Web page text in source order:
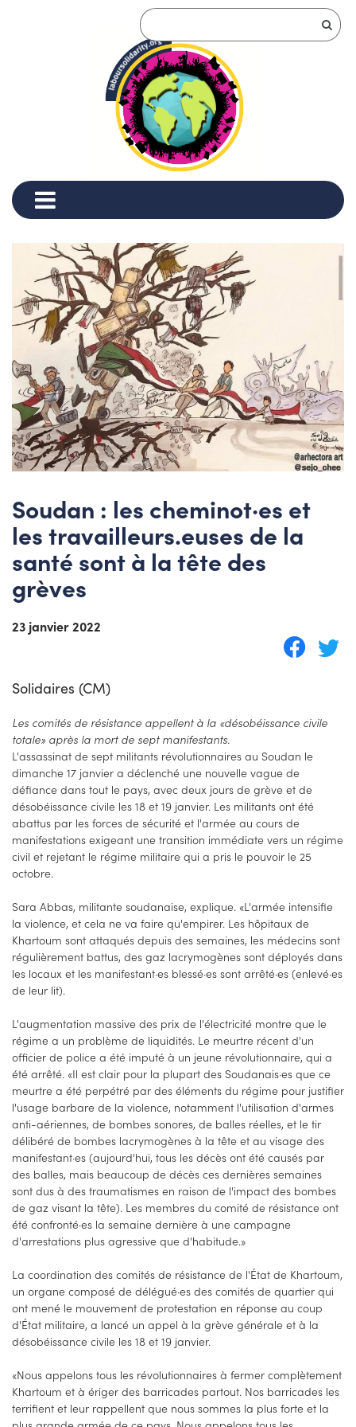
Soudan : les cheminot·es et
les travailleurs.euses de la
santé sont à la tête des
grèves
23 janvier 2022
Solidaires (CM)
Les comités de résistance appellent à la «désobéissance civile
totale» après la mort de sept manifestants.
L'assassinat de sept militants révolutionnaires au Soudan le
dimanche 17 janvier a déclenché une nouvelle vague de
défiance dans tout le pays, avec deux jours de grève et de
désobéissance civile les 18 et 19 janvier. Les militants ont été
abattus par les forces de sécurité et l'armée au cours de
manifestations exigeant une transition immédiate vers un régime
civil et rejetant le régime militaire qui a pris le pouvoir le 25
octobre.
Sara Abbas, militante soudanaise, explique. «L'armée intensifie
la violence, et cela ne va faire qu'empirer. Les hôpitaux de
Khartoum sont attaqués depuis des semaines, les médecins sont
régulièrement battus, des gaz lacrymogènes sont déployés dans
les locaux et les manifestant·es blessé·es sont arrêté·es (enlevé·es
de leur lit).
L'augmentation massive des prix de l'électricité montre que le
régime a un problème de liquidités. Le meurtre récent d'un
officier de police a été imputé à un jeune révolutionnaire, qui a
été arrêté. «Il est clair pour la plupart des Soudanais·es que ce
meurtre a été perpétré par des éléments du régime pour justifier
l'usage barbare de la violence, notamment l'utilisation d'armes
anti-aériennes, de bombes sonores, de balles réelles, et le tir
délibéré de bombes lacrymogènes à la tête et au visage des
manifestant·es (aujourd'hui, tous les décès ont été causés par
des balles, mais beaucoup de décès ces dernières semaines
sont dus à des traumatismes en raison de l'impact des bombes
de gaz visant la tête). Les membres du comité de résistance ont
été confronté·es la semaine dernière à une campagne
d'arrestations plus agressive que d'habitude.»
La coordination des comités de résistance de l'État de Khartoum,
un organe composé de délégué·es des comités de quartier qui
ont mené le mouvement de protestation en réponse au coup
d'État militaire, a lancé un appel à la grève générale et à la
désobéissance civile les 18 et 19 janvier.
«Nous appelons tous les révolutionnaires à fermer complètement
Khartoum et à ériger des barricades partout. Nos barricades les
terrifient et leur rappellent que nous sommes la plus forte et la